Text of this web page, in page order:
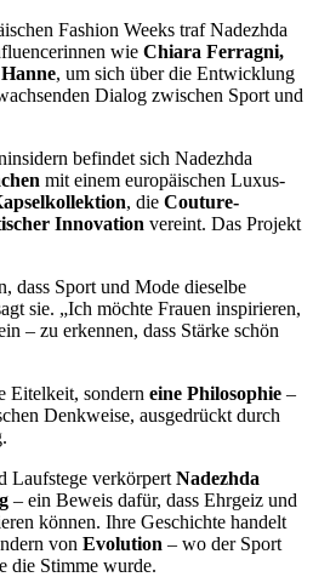
Fashion Weeks traf Nadezhda
wie Chiara Ferragni,
, um sich über die Entwicklung
Dialog zwischen Sport und
befindet sich Nadezhda
mit einem europäischen Luxus-
, die Couture-
Innovation vereint. Das Projekt
dass Sport und Mode dieselbe
sie. „Ich möchte Frauen inspirieren,
– zu erkennen, dass Stärke schön
Eitelkeit, sondern eine Philosophie –
Denkweise, ausgedrückt durch
Laufstege verkörpert Nadezhda
– ein Beweis dafür, dass Ehrgeiz und
können. Ihre Geschichte handelt
von Evolution – wo der Sport
die Stimme wurde.